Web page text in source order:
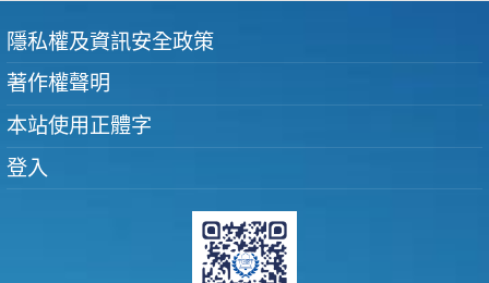
隱私權及資訊安全政策
著作權聲明
本站使用正體字
登入